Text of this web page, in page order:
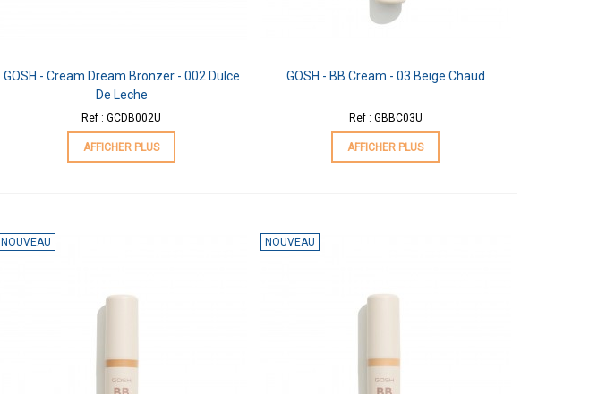
GOSH - Cream Dream Bronzer - 002 Dulce
De Leche
Ref : GCDB002U
AFFICHER PLUS
GOSH - BB Cream - 03 Beige Chaud
Ref : GBBC03U
AFFICHER PLUS
NOUVEAU NOUVEAU